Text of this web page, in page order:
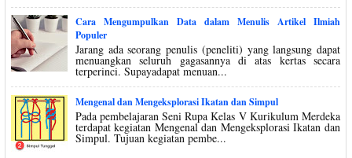
Cara Mengumpulkan Data dalam Menulis Artikel Ilmiah
Populer
Jarang ada seorang penulis (peneliti) yang langsung dapat
menuangkan seluruh gagasannya di atas kertas secara
terperinci. Supayadapat menuan...
Mengenal dan Mengeksplorasi Ikatan dan Simpul
Pada pembelajaran Seni Rupa Kelas V Kurikulum Merdeka
terdapat kegiatan Mengenal dan Mengeksplorasi Ikatan dan
Simpul. Tujuan kegiatan pembe...